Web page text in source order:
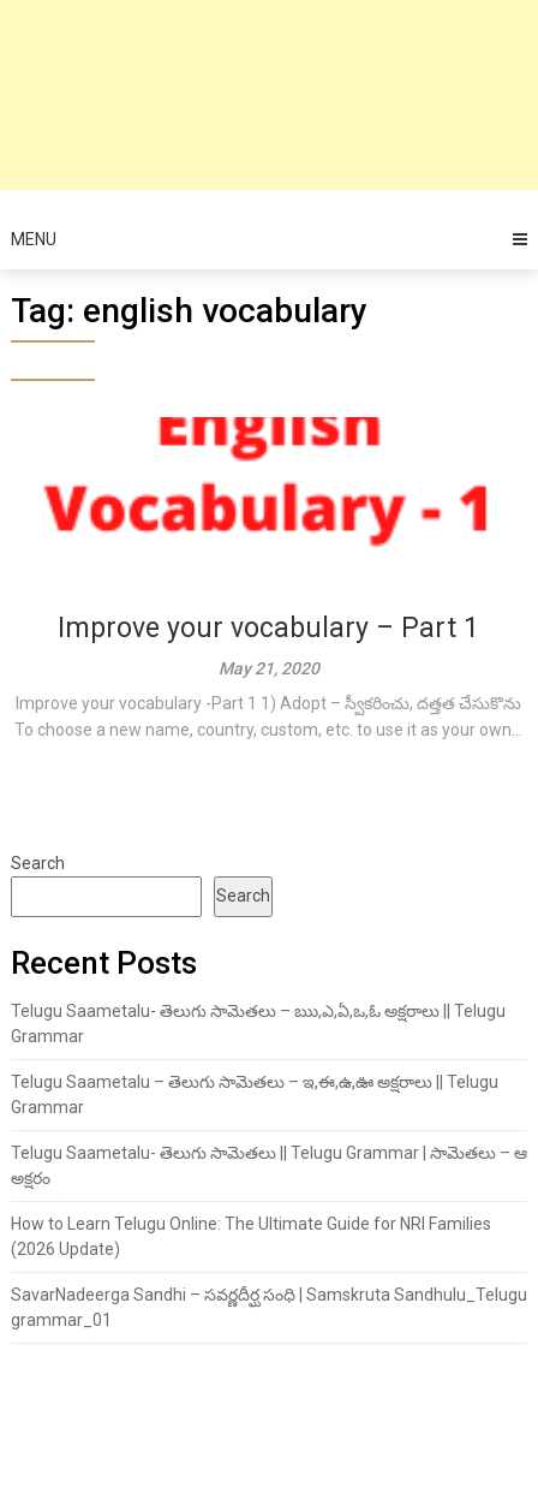
MENU
Tag: english vocabulary
Improve your vocabulary – Part 1
May 21, 2020
Improve your vocabulary -Part 1 1) Adopt – స్వీక‌రించు, ద‌త్తత చేసుకొను
To choose a new name, country, custom, etc. to use it as your own...
Search
Search
Recent Posts
Telugu Saametalu- తెలుగు సామెతలు – ఋ,ఎ,ఏ,ఒ,ఓ అక్షరాలు || Telugu
Grammar
Telugu Saametalu – తెలుగు సామెతలు – ఇ,ఈ,ఉ,ఊ అక్షరాలు || Telugu
Grammar
Telugu Saametalu- తెలుగు సామెతలు || Telugu Grammar | సామెతలు – ఆ
అక్షరం
How to Learn Telugu Online: The Ultimate Guide for NRI Families
(2026 Update)
SavarNadeerga Sandhi – సవర్ణదీర్ఘ సంధి | Samskruta Sandhulu_Telugu
grammar_01